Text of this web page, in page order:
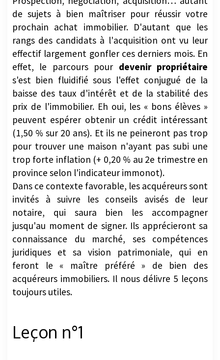
de sujets à bien maîtriser pour réussir votre
prochain achat immobilier. D'autant que les
rangs des candidats à l'acquisition ont vu leur
effectif largement gonfler ces derniers mois. En
effet, le parcours pour devenir propriétaire
s'est bien fluidifié sous l'effet conjugué de la
baisse des taux d'intérêt et de la stabilité des
prix de l'immobilier. Eh oui, les « bons élèves »
peuvent espérer obtenir un crédit intéressant
(1,50 % sur 20 ans). Et ils ne peineront pas trop
pour trouver une maison n'ayant pas subi une
trop forte inflation (+ 0,20 % au 2e trimestre en
province selon l'indicateur immonot).
Dans ce contexte favorable, les acquéreurs sont
invités à suivre les conseils avisés de leur
notaire, qui saura bien les accompagner
jusqu'au moment de signer. Ils apprécieront sa
connaissance du marché, ses compétences
juridiques et sa vision patrimoniale, qui en
feront le « maître préféré » de bien des
acquéreurs immobiliers. Il nous délivre 5 leçons
toujours utiles.
Leçon n°1